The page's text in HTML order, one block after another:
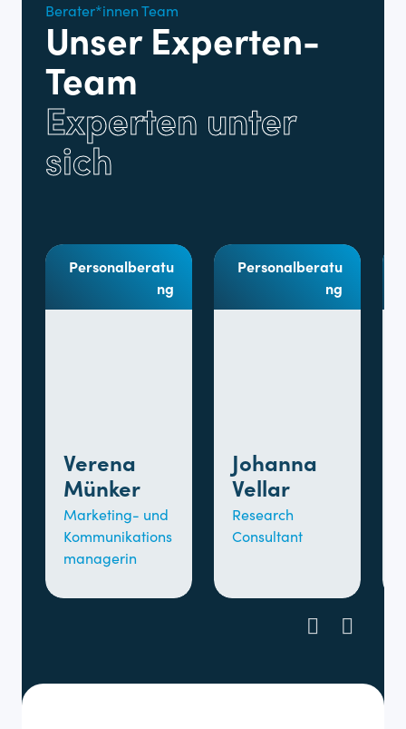
Berater*innen Team
Unser Experten-
Team
Experten unter
sich
Personalberatu
ng
Verena
Münker
Marketing- und
Kommunikations
managerin
Personalberatu
ng
Johanna
Vellar
Research
Consultant